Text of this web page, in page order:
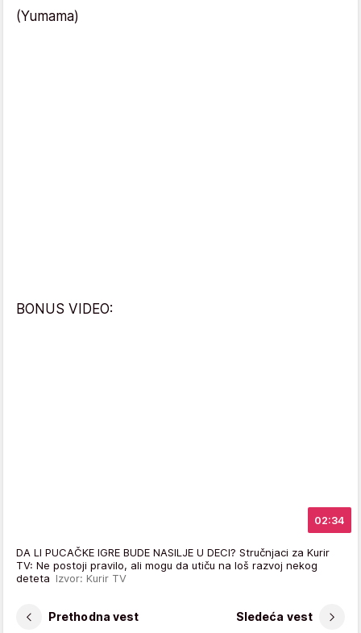
(Yumama)
BONUS VIDEO:
02:34
DA LI PUCAČKE IGRE BUDE NASILJE U DECI? Stručnjaci za Kurir
TV: Ne postoji pravilo, ali mogu da utiču na loš razvoj nekog
deteta Izvor: Kurir TV
Prethodna vest Sledeća vest